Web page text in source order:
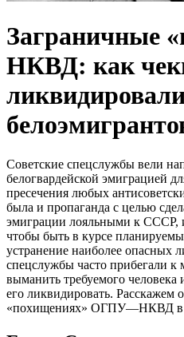
Заграничные
НКВД: как
Советские спецслужбы вели
белогвардейской эмиграцией
пресечения любых
была и пропаганда с целью
эмиграции лояльными к СССР, и
чтобы быть в курсе
устранение наиболее опасных
спецслужбы часто прибегали к
выманить требуемого
его ликвидировать. Расскажем
«похищениях» ОГПУ—НКВД в